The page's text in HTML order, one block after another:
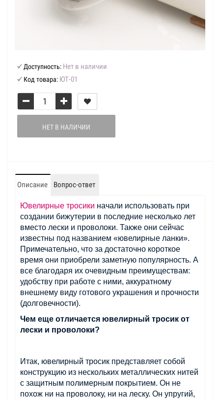
Доступность: Нет в наличии
Код товара: ЮТ-01
НЕТ В НАЛИЧИИ
Описание Вопрос-ответ
Ювелирные тросики начали использовать при
создании бижутерии в последние несколько лет
вместо лески и проволоки. Также они сейчас
известны под названием «ювелирные ланки».
Примечательно, что за достаточно короткое
время они приобрели заметную популярность. А
все благодаря их очевидным преимуществам:
удобству при работе с ними, аккуратному
внешнему виду готового украшения и прочности
(долговечности).
Чем еще отличается ювелирный тросик от
лески и проволоки?
Итак, ювелирный тросик представляет собой
конструкцию из нескольких металлических нитей
с защитным полимерным покрытием. Он не
похож ни на проволоку, ни на леску. Он упругий,